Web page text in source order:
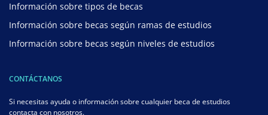
Información sobre tipos de becas
Información sobre becas según ramas de estudios
Información sobre becas según niveles de estudios
CONTÁCTANOS
Si necesitas ayuda o información sobre cualquier beca de estudios
contacta con nosotros.